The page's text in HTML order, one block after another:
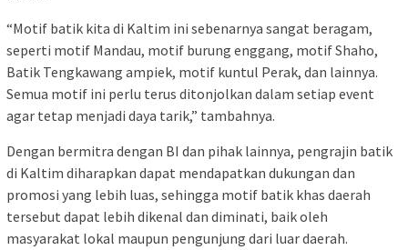
“Motif batik kita di Kaltim ini sebenarnya sangat beragam,
seperti motif Mandau, motif burung enggang, motif Shaho,
Batik Tengkawang ampiek, motif kuntul Perak, dan lainnya.
Semua motif ini perlu terus ditonjolkan dalam setiap event
agar tetap menjadi daya tarik,” tambahnya.
Dengan bermitra dengan BI dan pihak lainnya, pengrajin batik
di Kaltim diharapkan dapat mendapatkan dukungan dan
promosi yang lebih luas, sehingga motif batik khas daerah
tersebut dapat lebih dikenal dan diminati, baik oleh
masyarakat lokal maupun pengunjung dari luar daerah.